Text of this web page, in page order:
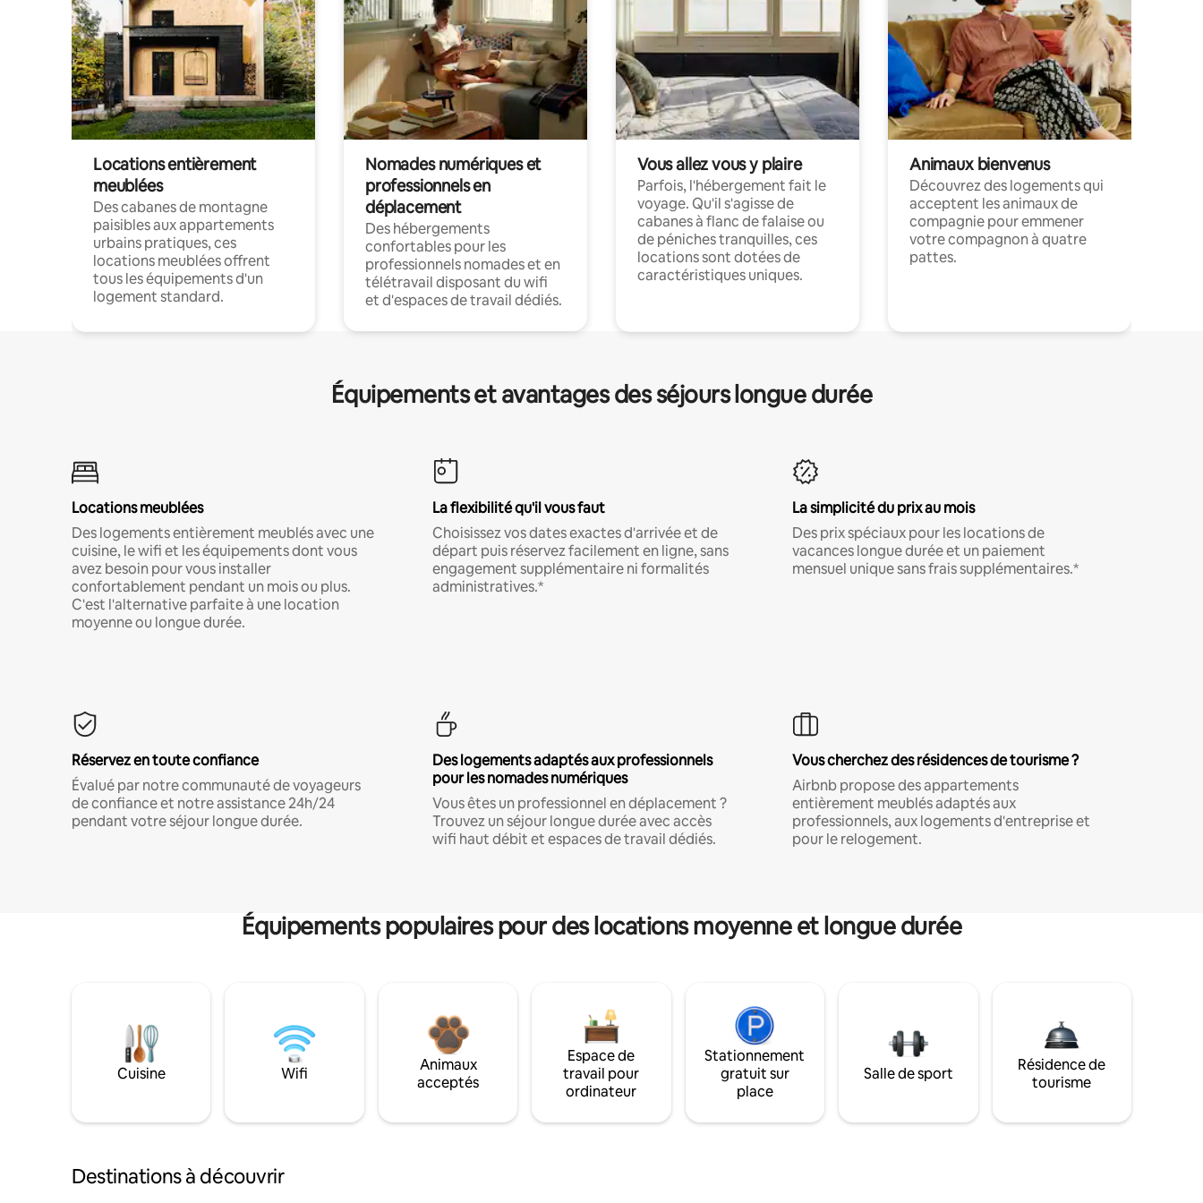
Locations entièrement
meublées
Des cabanes de montagne
paisibles aux appartements
urbains pratiques, ces
locations meublées offrent
tous les équipements d'un
logement standard.
Nomades numériques et
professionnels en
déplacement
Des hébergements
confortables pour les
professionnels nomades et en
télétravail disposant du wifi
et d'espaces de travail dédiés.
Vous allez vous y plaire
Parfois, l'hébergement fait le
voyage. Qu'il s'agisse de
cabanes à flanc de falaise ou
de péniches tranquilles, ces
locations sont dotées de
caractéristiques uniques.
Animaux bienvenus
Découvrez des logements qui
acceptent les animaux de
compagnie pour emmener
votre compagnon à quatre
pattes.
Équipements et avantages des séjours longue durée
Locations meublées
Des logements entièrement meublés avec une
cuisine, le wifi et les équipements dont vous
avez besoin pour vous installer
confortablement pendant un mois ou plus.
C'est l'alternative parfaite à une location
moyenne ou longue durée.
La flexibilité qu'il vous faut
Choisissez vos dates exactes d'arrivée et de
départ puis réservez facilement en ligne, sans
engagement supplémentaire ni formalités
administratives.*
La simplicité du prix au mois
Des prix spéciaux pour les locations de
vacances longue durée et un paiement
mensuel unique sans frais supplémentaires.*
Réservez en toute confiance
Évalué par notre communauté de voyageurs
de confiance et notre assistance 24h/24
pendant votre séjour longue durée.
Des logements adaptés aux professionnels
pour les nomades numériques
Vous êtes un professionnel en déplacement ?
Trouvez un séjour longue durée avec accès
wifi haut débit et espaces de travail dédiés.
Vous cherchez des résidences de tourisme ?
Airbnb propose des appartements
entièrement meublés adaptés aux
professionnels, aux logements d'entreprise et
pour le relogement.
Équipements populaires pour des locations moyenne et longue durée
Cuisine Wifi
Animaux
acceptés
Espace de
travail pour
ordinateur
Stationnement
gratuit sur
place
Salle de sport
Résidence de
tourisme
Destinations à découvrir